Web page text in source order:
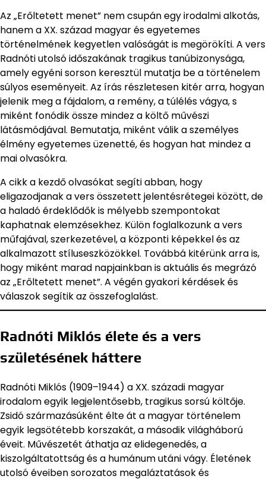
Az „Erőltetett menet” nem csupán egy irodalmi alkotás,
hanem a XX. század magyar és egyetemes
történelmének kegyetlen valóságát is megörökíti. A vers
Radnóti utolsó időszakának tragikus tanúbizonysága,
amely egyéni sorson keresztül mutatja be a történelem
súlyos eseményeit. Az írás részletesen kitér arra, hogyan
jelenik meg a fájdalom, a remény, a túlélés vágya, s
miként fonódik össze mindez a költő művészi
látásmódjával. Bemutatja, miként válik a személyes
élmény egyetemes üzenetté, és hogyan hat mindez a
mai olvasókra.
A cikk a kezdő olvasókat segíti abban, hogy
eligazodjanak a vers összetett jelentésrétegei között, de
a haladó érdeklődők is mélyebb szempontokat
kaphatnak elemzésekhez. Külön foglalkozunk a vers
műfajával, szerkezetével, a központi képekkel és az
alkalmazott stíluseszközökkel. Továbbá kitérünk arra is,
hogy miként marad napjainkban is aktuális és megrázó
az „Erőltetett menet”. A végén gyakori kérdések és
válaszok segítik az összefoglalást.
Radnóti Miklós élete és a vers
születésének háttere
Radnóti Miklós (1909–1944) a XX. századi magyar
irodalom egyik legjelentősebb, tragikus sorsú költője.
Zsidó származásúként élte át a magyar történelem
egyik legsötétebb korszakát, a második világháború
éveit. Művészetét áthatja az elidegenedés, a
kiszolgáltatottság és a humánum utáni vágy. Életének
utolsó éveiben sorozatos megaláztatások és